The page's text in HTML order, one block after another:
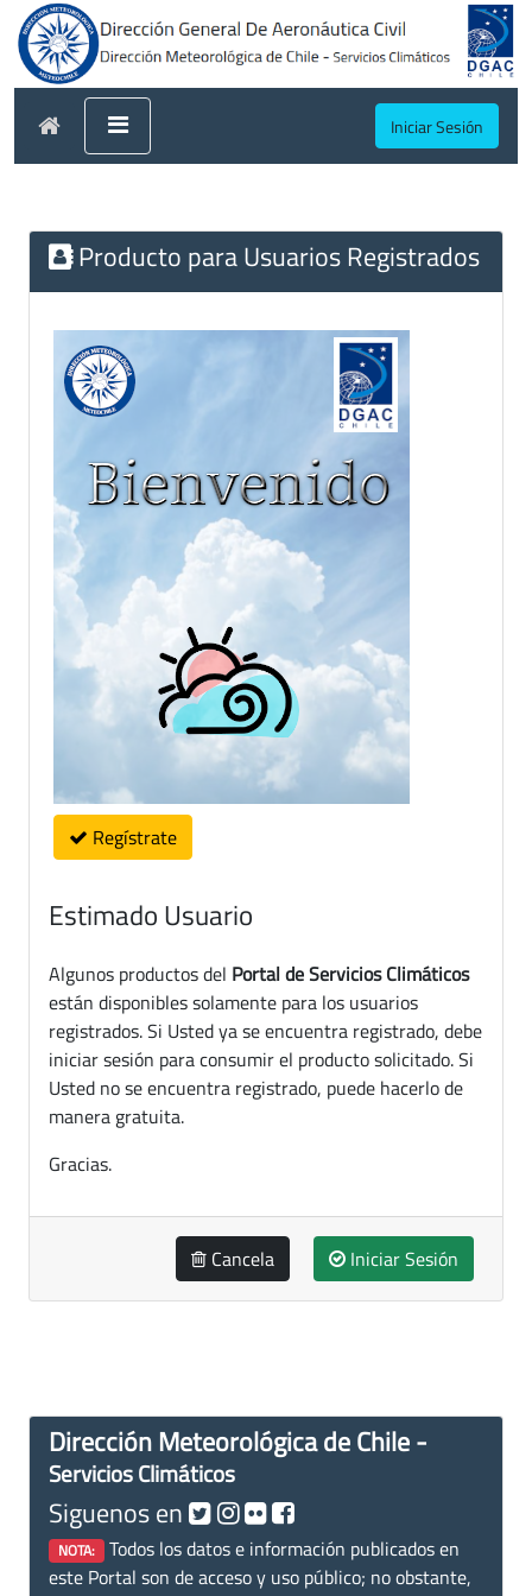
Iniciar Sesión
Producto para Usuarios Registrados
Regístrate
Estimado Usuario
Algunos productos del Portal de Servicios Climáticos
están disponibles solamente para los usuarios
registrados. Si Usted ya se encuentra registrado, debe
iniciar sesión para consumir el producto solicitado. Si
Usted no se encuentra registrado, puede hacerlo de
manera gratuita.
Gracias.
Cancela Iniciar Sesión
Dirección Meteorológica de Chile -
Servicios Climáticos
Siguenos en
NOTA: Todos los datos e información publicados en
este Portal son de acceso y uso público; no obstante,